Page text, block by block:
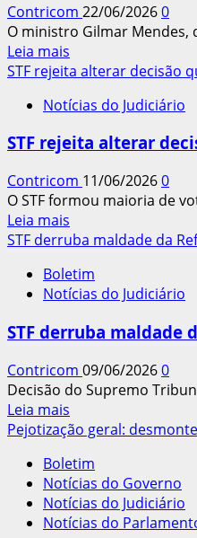
por
90
dias
multas
ligadas
à
saúde
mental
no
ambiente
Contricom 22/06/20260
O ministro Gilmar Mendes,
Leia mais
mais
STF
suspensão
processos
sobre
‘pejotização’
na
1ª
instância
e
nos
TRTs
STF rejeita alterar decisão
Notícias do Judiciário
STF rejeita alterar
Contricom 11/06/20260
O STF formou maioria de
Leia mais
mais
STF
rejeita
decisão
vetou
revisão
da
vida
toda
STF derruba maldade da
Boletim
Notícias do Judiciário
STF derruba maldade
Contricom 09/06/20260
Decisão do Supremo
Leia mais
mais
STF
derruba
maldade
da
Pejotização geral:
Boletim
Notícias do Governo
Notícias do Judiciário
Notícias do